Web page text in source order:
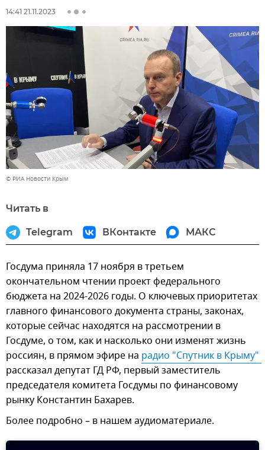
14:41 21.11.2023
© РИА Новости Крым
Читать в
Telegram ВКонтакте МАКС
Госдума приняла 17 ноября в третьем
окончательном чтении проект федерального
бюджета на 2024-2026 годы. О ключевых приоритетах
главного финансового документа страны, законах,
которые сейчас находятся на рассмотрении в
Госдуме, о том, как и насколько они изменят жизнь
россиян, в прямом эфире на
рассказал депутат ГД РФ, первый заместитель
председателя комитета Госдумы по финансовому
рынку Константин Бахарев.
Более подробно – в нашем аудиоматериале.